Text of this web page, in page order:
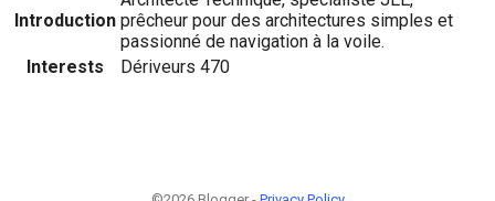
Introduction prêcheur pour des architectures simples et
passionné de navigation à la voile.
Interests
Dériveurs 470